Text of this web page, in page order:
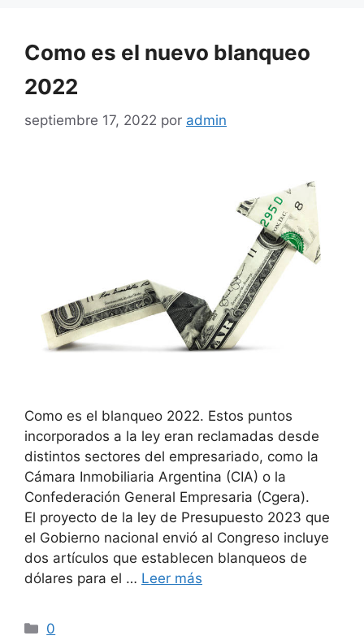
Como es el nuevo blanqueo
2022
septiembre 17, 2022 por admin
Como es el blanqueo 2022. Estos puntos
incorporados a la ley eran reclamadas desde
distintos sectores del empresariado, como la
Cámara Inmobiliaria Argentina (CIA) o la
Confederación General Empresaria (Cgera).
El proyecto de la ley de Presupuesto 2023 que
el Gobierno nacional envió al Congreso incluye
dos artículos que establecen blanqueos de
dólares para el … Leer más
Categorías
0